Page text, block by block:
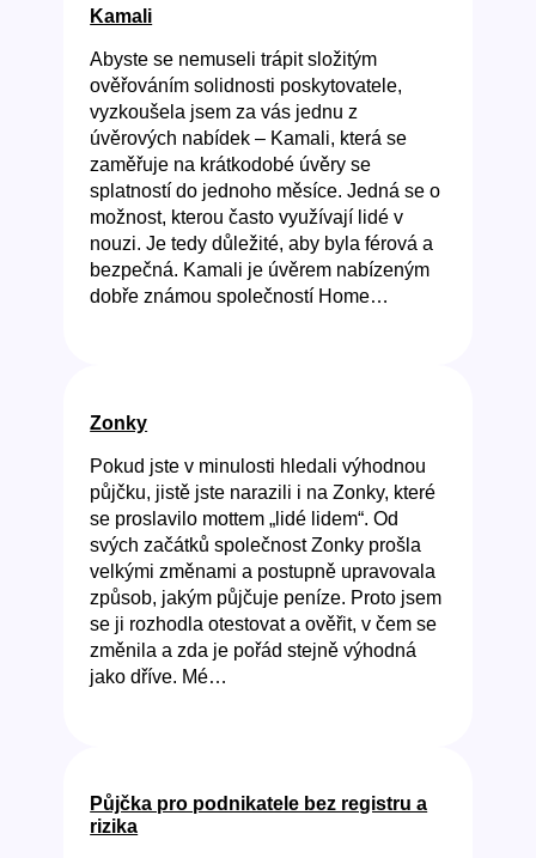
Kamali
Abyste se nemuseli trápit složitým
ověřováním solidnosti poskytovatele,
vyzkoušela jsem za vás jednu z
úvěrových nabídek – Kamali, která se
zaměřuje na krátkodobé úvěry se
splatností do jednoho měsíce. Jedná se o
možnost, kterou často využívají lidé v
nouzi. Je tedy důležité, aby byla férová a
bezpečná. Kamali je úvěrem nabízeným
dobře známou společností Home…
Zonky
Pokud jste v minulosti hledali výhodnou
půjčku, jistě jste narazili i na Zonky, které
se proslavilo mottem „lidé lidem“. Od
svých začátků společnost Zonky prošla
velkými změnami a postupně upravovala
způsob, jakým půjčuje peníze. Proto jsem
se ji rozhodla otestovat a ověřit, v čem se
změnila a zda je pořád stejně výhodná
jako dříve. Mé…
Půjčka pro podnikatele bez registru a
rizika